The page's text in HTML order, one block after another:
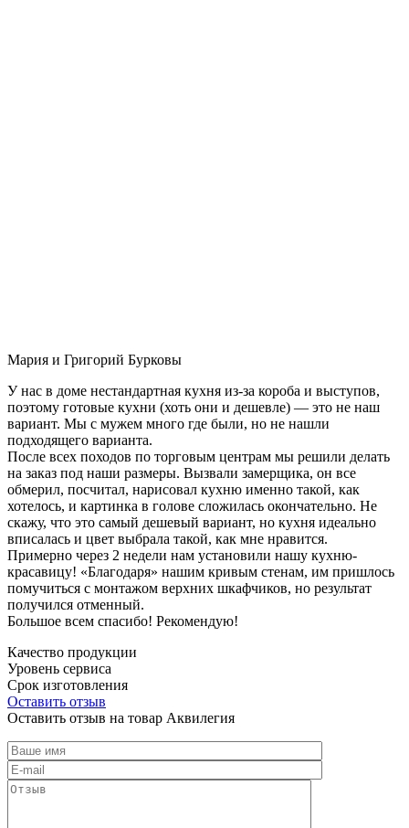
Мария и Григорий Бурковы
У нас в доме нестандартная кухня из-за короба и выступов,
поэтому готовые кухни (хоть они и дешевле) — это не наш
вариант. Мы с мужем много где были, но не нашли
подходящего варианта.
После всех походов по торговым центрам мы решили делать
на заказ под наши размеры. Вызвали замерщика, он все
обмерил, посчитал, нарисовал кухню именно такой, как
хотелось, и картинка в голове сложилась окончательно. Не
скажу, что это самый дешевый вариант, но кухня идеально
вписалась и цвет выбрала такой, как мне нравится.
Примерно через 2 недели нам установили нашу кухню-
красавицу! «Благодаря» нашим кривым стенам, им пришлось
помучиться с монтажом верхних шкафчиков, но результат
получился отменный.
Большое всем спасибо! Рекомендую!
Качество продукции
Уровень сервиса
Срок изготовления
Оставить отзыв
Оставить отзыв на товар Аквилегия